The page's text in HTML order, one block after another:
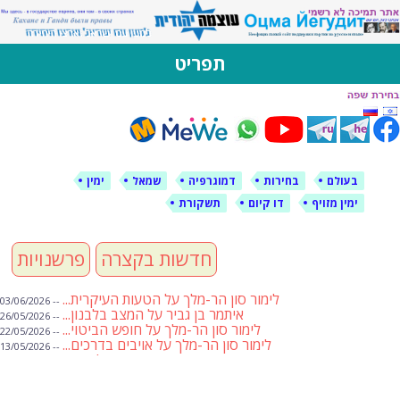
לימין עוצמה יהודית
אתר תמיכה ברוסית ובעברית
תפריט
דילוג
לתוכן
בעולם בחירות דמוגרפיה שמאל
ימין
ימין מזויף
דו קיום תשקורת
פרשנויות חדשות בקצרה
לימור סון הר-מלך על הטעות העיקרית... -- 03/06/2026
איתמר בן גביר על המצב בלבנון... -- 26/05/2026
לימור סון הר-מלך על חופש הביטוי... -- 22/05/2026
לימור סון הר-מלך על אויבים בדרכים... -- 13/05/2026
שבועת אמונים לדעאש